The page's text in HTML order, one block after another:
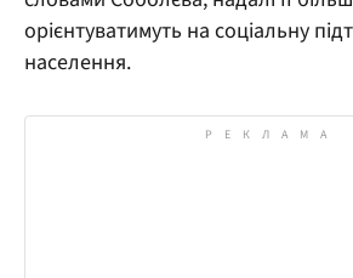
орієнтуватимуть на соціальну
населення.